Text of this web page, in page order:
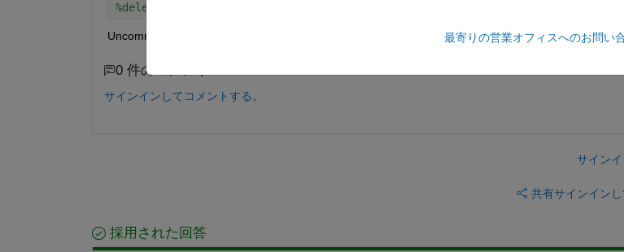
%delete(findobj(gca,'SizeData', 50)) % does work
Uncommenting the last line solves the problem, but this is a workaround, or what ?
0 件のコメント
サインインしてコメントする。
サインイ
共有サインイン
採用された回答
最寄りの営業オフィスへのお問い